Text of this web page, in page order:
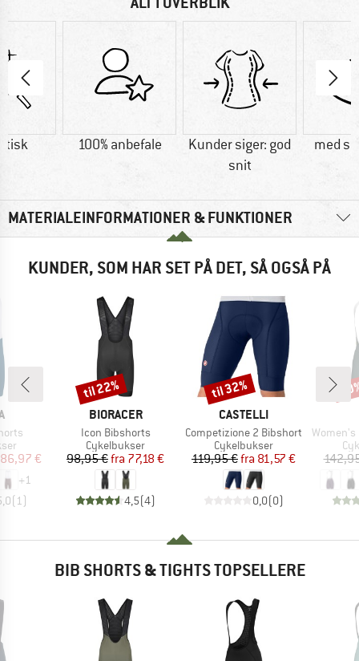
100% anbefale
Kunder siger: god
snit
med
MATERIALEINFORMATIONER & FUNKTIONER
KUNDER, SOM HAR SET PÅ DET, SÅ OGSÅ PÅ
pris
86,97 €
+1
(1 )
MÆRKE
BIORACER
Artikel
Icon Bibshorts
Produktgruppe
Cykelbukser
Pris
98,95 € Nedsat pris
fra 77,18 €
4,5(4)
Rabat
til 22%
MÆRKE
CASTELLI
Artikel
Competizione 2 Bibshort
Produktgruppe
Cykelbukser
Pris
119,95 € Nedsat pris
fra 81,57 €
0,0(0)
Rabat
til 32%
Artikel
Women's PR-E
BIB SHORTS & TIGHTS TOPSELLERE